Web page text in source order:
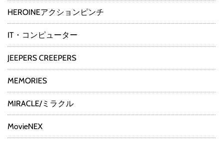
HEROINEアクションピンチ
IT・コンピューター
JEEPERS CREEPERS
MEMORIES
MIRACLE/ミラクル
MovieNEX